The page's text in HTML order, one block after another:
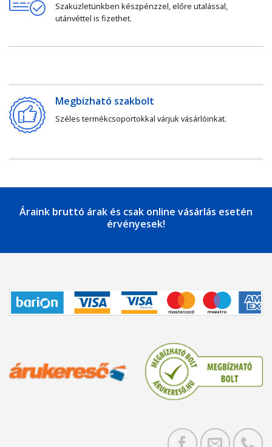
Szaküzletünkben készpénzzel, előre utalással,
utánvéttel is fizethet.
Megbízható szakbolt
Széles termékcsoportokkal várjuk vásárlóinkat.
Áraink bruttó árak és csak online vásárlás esetén
érvényesek!